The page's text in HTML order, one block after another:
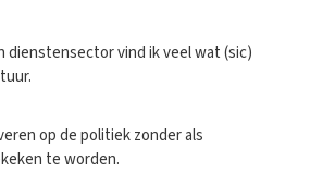
dienstensector vind ik veel wat (sic)
op de politiek zonder als
te worden.